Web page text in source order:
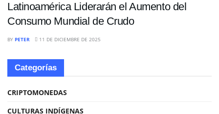
Latinoamérica Liderarán el Aumento del
Consumo Mundial de Crudo
BY PETER 11 DE DICIEMBRE DE 2025
Categorías
CRIPTOMONEDAS
CULTURAS INDÍGENAS